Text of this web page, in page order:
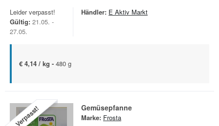
Leider verpasst!
Gültig: 21.05. -
27.05.
Händler: E Aktiv Markt
€ 4,14 / kg - 480 g
Verpasst! Gemüsepfanne
Marke: Frosta